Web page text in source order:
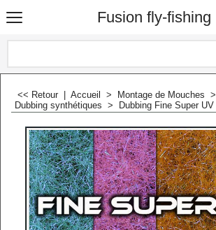
Fusion fly-fishing
<< Retour Accueil > Montage de Mouches >
Dubbing synthétiques > Dubbing Fine Super UV